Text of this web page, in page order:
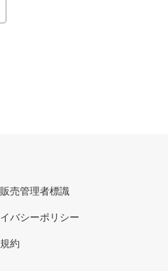
売管理者標識
バシーポリシー
約